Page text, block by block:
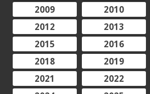
2009
2010
2012
2013
2015
2016
2018
2019
2021
2022